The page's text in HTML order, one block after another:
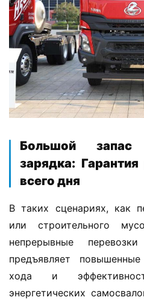
​Большой
зарядка:
всего дня​
В таких сценариях, как
или строительного
непрерывные
предъявляет
хода и
энергетических